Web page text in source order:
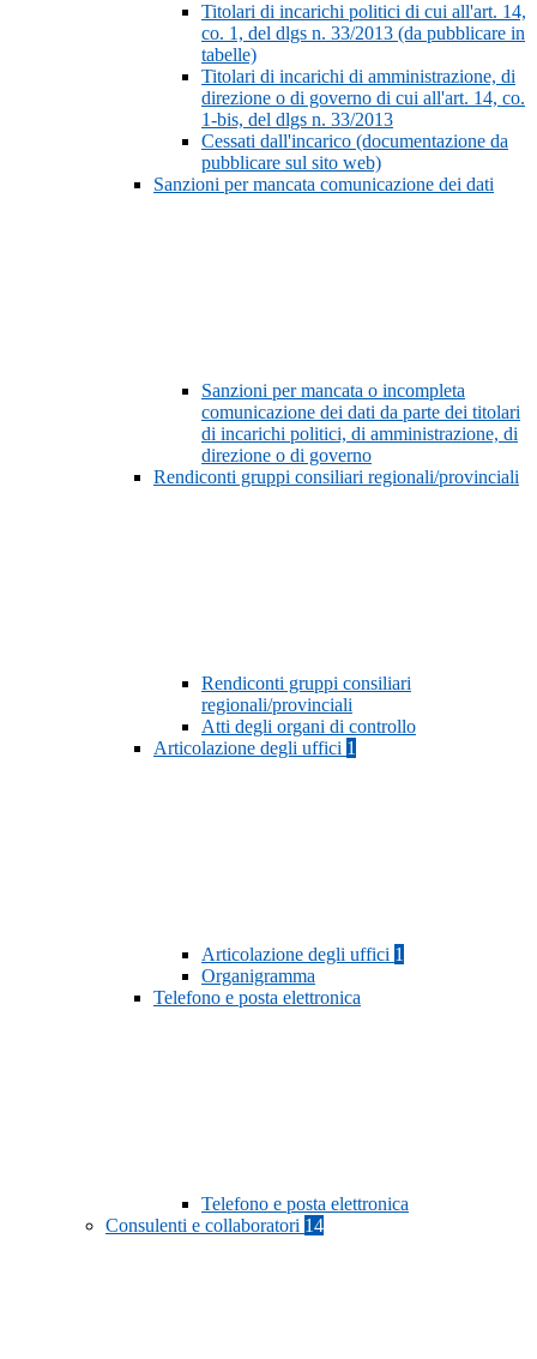
Titolari di incarichi politici di cui all'art. 14,
co. 1, del dlgs n. 33/2013 (da pubblicare in
tabelle)
Titolari di incarichi di amministrazione, di
direzione o di governo di cui all'art. 14, co.
1-bis, del dlgs n. 33/2013
Cessati dall'incarico (documentazione da
pubblicare sul sito web)
Sanzioni per mancata comunicazione dei dati
Sanzioni per mancata o incompleta
comunicazione dei dati da parte dei titolari
di incarichi politici, di amministrazione, di
direzione o di governo
Rendiconti gruppi consiliari regionali/provinciali
Rendiconti gruppi consiliari
regionali/provinciali
Atti degli organi di controllo
Articolazione degli uffici 1
Articolazione degli uffici 1
Organigramma
Telefono e posta elettronica
Telefono e posta elettronica
Consulenti e collaboratori 14